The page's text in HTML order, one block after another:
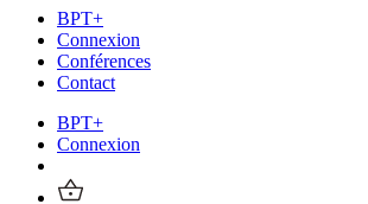
BPT+
Connexion
Conférences
Contact
BPT+
Connexion